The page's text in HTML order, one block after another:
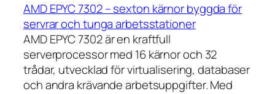
AMD EPYC 7302 – sexton kärnor byggda för
servrar och tunga arbetsstationer
AMD EPYC 7302 är en kraftfull
serverprocessor med 16 kärnor och 32
trådar, utvecklad för virtualisering, databaser
och andra krävande arbetsuppgifter. Med